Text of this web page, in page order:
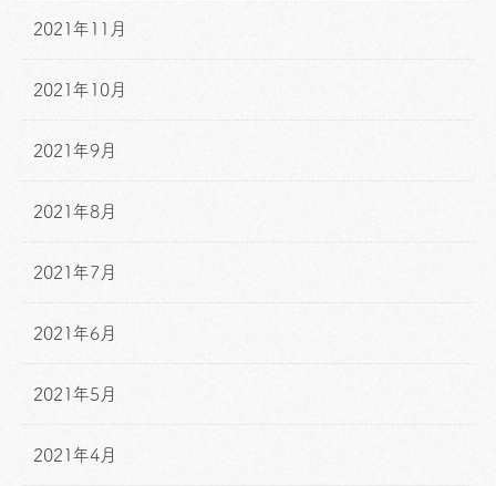
2021年11月
2021年10月
2021年9月
2021年8月
2021年7月
2021年6月
2021年5月
2021年4月